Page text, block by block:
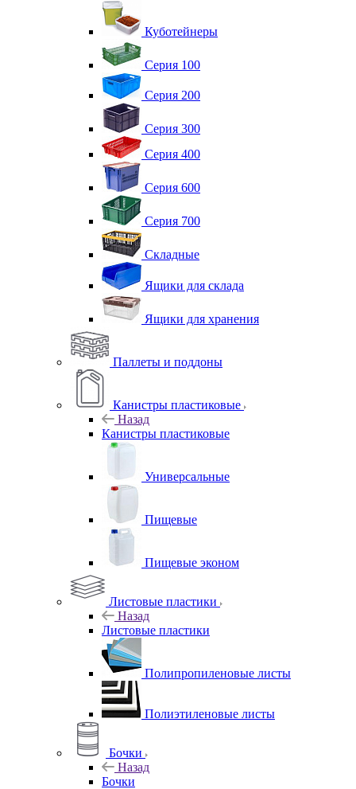
Куботейнеры
Серия 100
Серия 200
Серия 300
Серия 400
Серия 600
Серия 700
Складные
Ящики для склада
Ящики для хранения
Паллеты и поддоны
Канистры пластиковые
Назад
Канистры пластиковые
Универсальные
Пищевые
Пищевые эконом
Листовые пластики
Назад
Листовые пластики
Полипропиленовые листы
Полиэтиленовые листы
Бочки
Назад
Бочки